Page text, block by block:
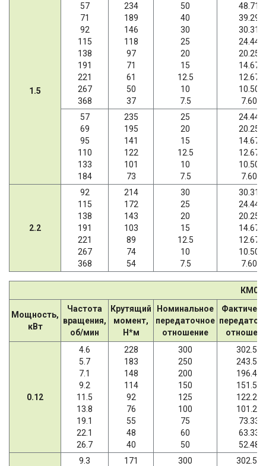
1.5
57
71
92
115
138
191
221
267
368
234
189
146
118
97
71
61
50
37
50
40
30
25
20
15
12.5
10
7.5
48.71
39.29
30.31
24.44
20.25
14.67
12.67
10.50
7.60
57
69
95
110
133
184
235
195
141
122
101
73
25
20
15
12.5
10
7.5
24.44
20.25
14.67
12.67
10.50
7.60
2.2
92
115
138
191
221
267
368
214
172
143
103
89
74
54
30
25
20
15
12.5
10
7.5
30.31
24.44
20.25
14.67
12.67
10.50
7.60
Мощность,
кВт
Частота
вращения,
об/мин
Крутящий
момент,
Н*м
Номинальное
передаточное
отношение
0.12
4.6
5.7
7.1
9.2
11.5
13.8
19.1
22.1
26.7
228
183
148
114
92
76
55
48
40
300
250
200
150
125
100
75
60
50
302.50
243.57
196.43
151.56
122.22
101.27
73.33
63.33
52.48
9.3
171
300
302.50